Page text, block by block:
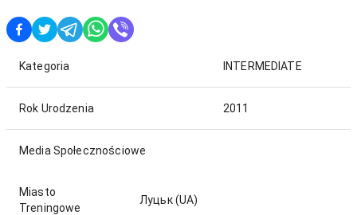
Kategoria INTERMEDIATE
Rok Urodzenia 2011
Media Społecznościowe
Miasto
Treningowe
Луцьк (UA)